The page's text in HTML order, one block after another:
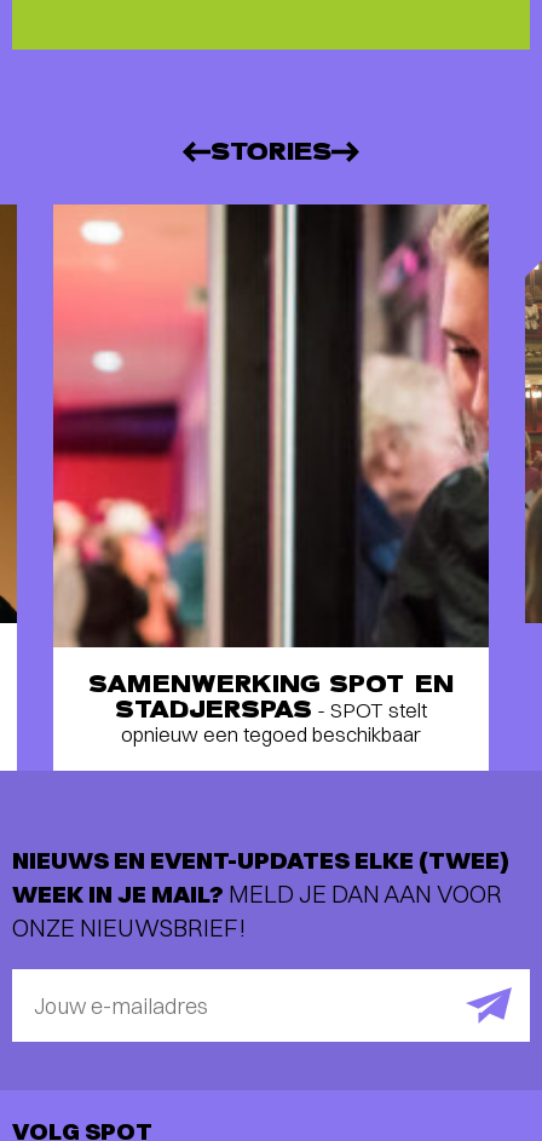
STORIES
SAMENWERKING SPOT EN
STADJERSPAS - SPOT stelt
opnieuw een tegoed beschikbaar
NIEUWS EN EVENT-UPDATES ELKE (TWEE)
WEEK IN JE MAIL? MELD JE DAN AAN VOOR
ONZE NIEUWSBRIEF!
Jouw e-mailadres
VOLG SPOT